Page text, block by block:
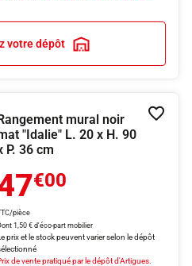
votre dépôt
mural noir
"Idalie" L. 20 x H. 90
P. 36 cm
€00
pièce
1,50 € d'éco-part mobilier
prix et le stock peuvent varier selon le dépôt
de vente pratiqué par le dépôt d'Artigues.